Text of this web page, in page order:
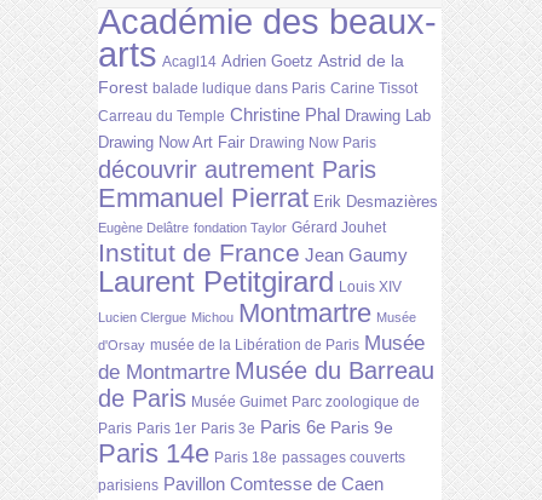
Académie des beaux-
arts Acagl14 Adrien Goetz Astrid de la
Forest balade ludique dans Paris Carine Tissot
Carreau du Temple Christine Phal Drawing Lab
Drawing Now Art Fair Drawing Now Paris
découvrir autrement Paris
Emmanuel Pierrat Erik Desmazières
Eugène Delâtre fondation Taylor Gérard Jouhet
Institut de France Jean Gaumy
Laurent Petitgirard Louis XIV
Lucien Clergue Michou Montmartre Musée
d'Orsay musée de la Libération de Paris Musée
de Montmartre Musée du Barreau
de Paris Musée Guimet Parc zoologique de
Paris Paris 1er Paris 3e Paris 6e Paris 9e
Paris 14e Paris 18e passages couverts
parisiens Pavillon Comtesse de Caen